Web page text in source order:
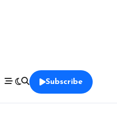
Subscribe